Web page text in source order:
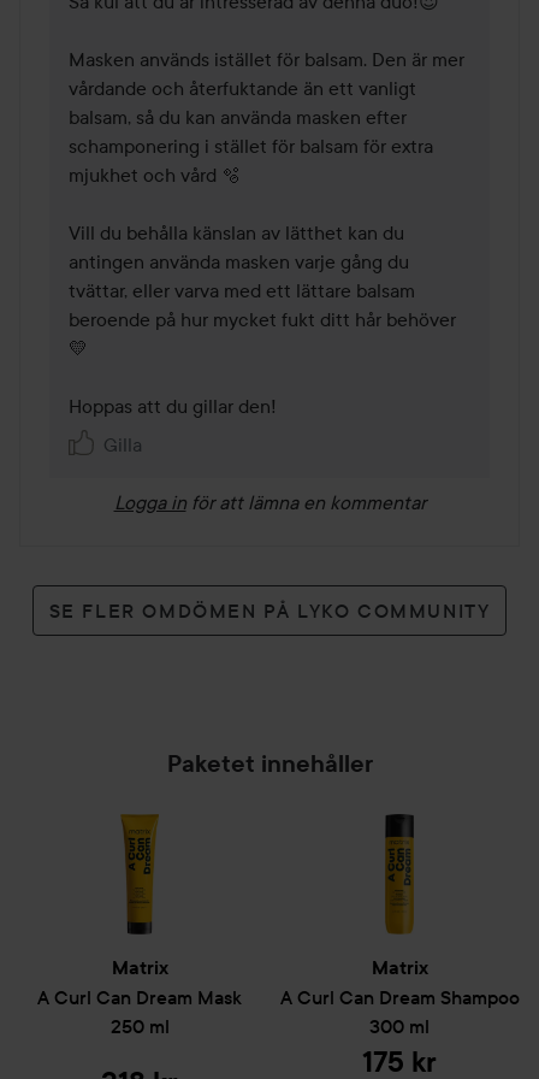
Masken används istället för balsam. Den är mer
vårdande och återfuktande än ett vanligt
balsam, så du kan använda masken efter
schamponering i stället för balsam för extra
mjukhet och vård 🫧
Vill du behålla känslan av lätthet kan du
antingen använda masken varje gång du
tvättar, eller varva med ett lättare balsam
beroende på hur mycket fukt ditt hår behöver
💛
Hoppas att du gillar den!
Gilla
Logga in för att lämna en kommentar
SE FLER OMDÖMEN PÅ LYKO COMMUNITY
Paketet innehåller
Matrix
A Curl Can Dream Mask
250 ml
Matrix
A Curl Can Dream Shampoo
300 ml
175 kr